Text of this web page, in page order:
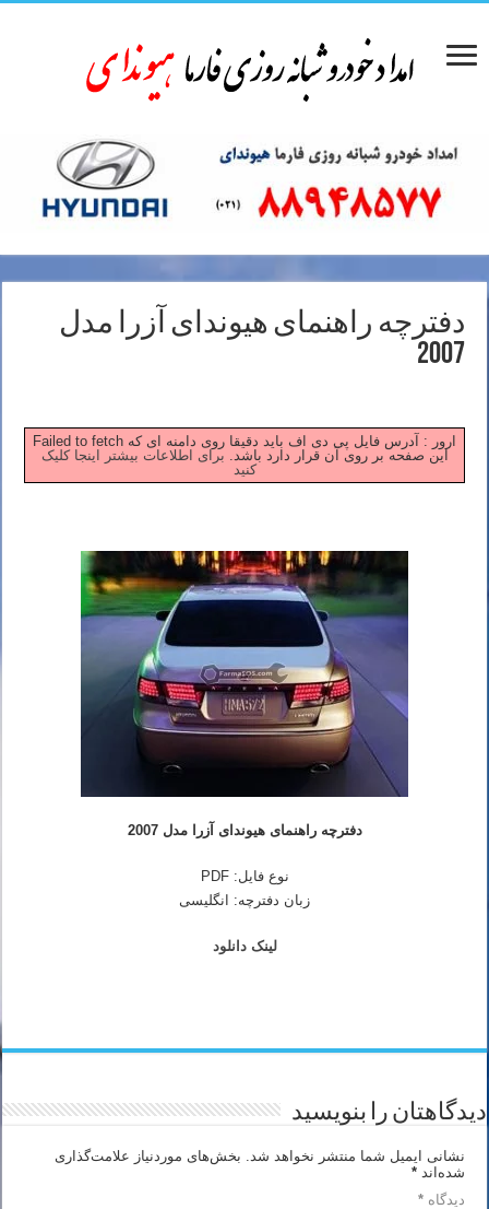
دفترچه راهنمای هیوندای آزرا مدل
2007
Failed to fetch ارور : آدرس فایل پی دی اف باید دقیقا روی دامنه ای که
این صفحه بر روی آن قرار دارد باشد. برای اطلاعات بیشتر اینجا کلیک
کنید
دفترچه راهنمای هیوندای آزرا مدل 2007
نوع فایل: PDF
زبان دفترچه: انگلیسی
لینک دانلود
دیدگاهتان را بنویسید
نشانی ایمیل شما منتشر نخواهد شد.
بخش‌های موردنیاز علامت‌گذاری
شده‌اند*
دیدگاه*